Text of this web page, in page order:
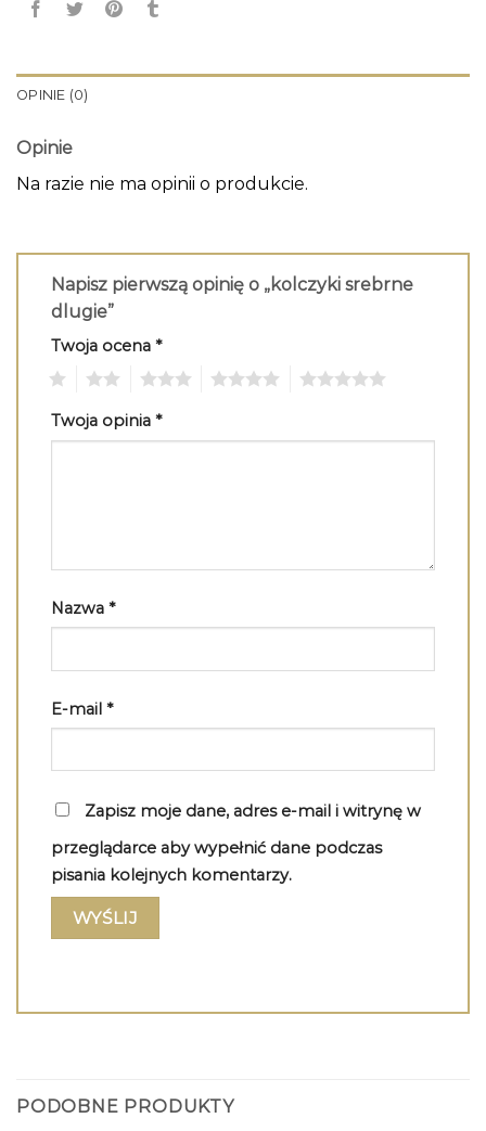
OPINIE (0)
Opinie
Na razie nie ma opinii o produkcie.
Napisz pierwszą opinię o „kolczyki srebrne
dlugie”
Twoja ocena *
Twoja opinia *
Nazwa *
E-mail *
Zapisz moje dane, adres e-mail i witrynę w
przeglądarce aby wypełnić dane podczas
pisania kolejnych komentarzy.
PODOBNE PRODUKTY